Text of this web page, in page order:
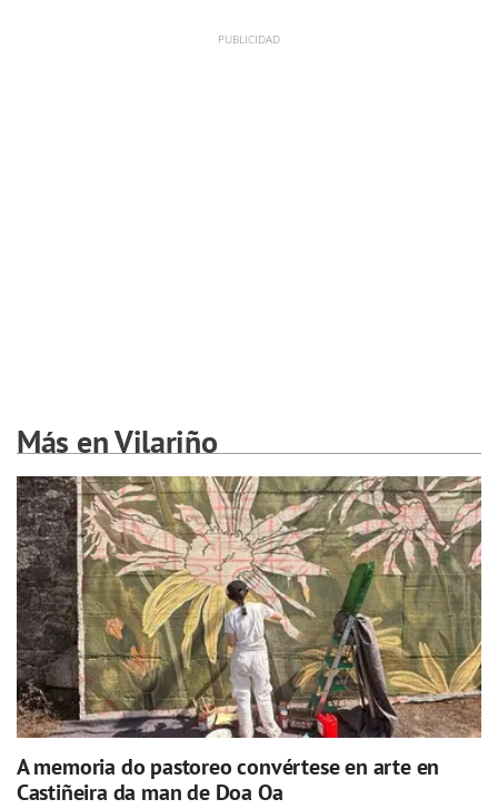
Más en Vilariño
A memoria do pastoreo convértese en arte en
Castiñeira da man de Doa Oa